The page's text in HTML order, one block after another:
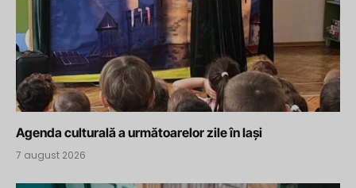
Agenda culturală a următoarelor zile în Iași
7 august 2026